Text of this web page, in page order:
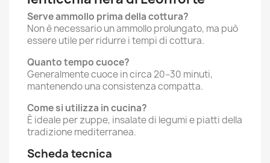
Serve ammollo prima della cottura?
Non è necessario un ammollo prolungato, ma può
essere utile per ridurre i tempi di cottura.
Quanto tempo cuoce?
Generalmente cuoce in circa 20–30 minuti,
mantenendo una consistenza compatta.
Come si utilizza in cucina?
È ideale per zuppe, insalate di legumi e piatti della
tradizione mediterranea.
Scheda tecnica